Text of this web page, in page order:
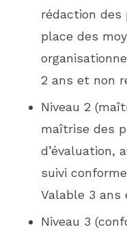
rédaction des
place des
2 ans et non
Niveau 2
maîtrise des
d’évaluation,
suivi
Valable 3 ans
Niveau 3